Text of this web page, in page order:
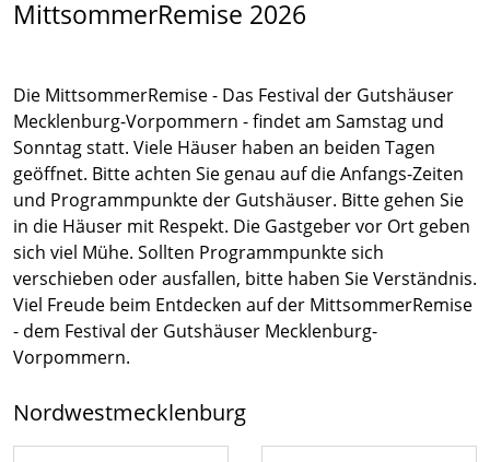
MittsommerRemise 2026
Die MittsommerRemise - Das Festival der Gutshäuser
Mecklenburg-Vorpommern - findet am Samstag und
Sonntag statt. Viele Häuser haben an beiden Tagen
geöffnet. Bitte achten Sie genau auf die Anfangs-Zeiten
und Programmpunkte der Gutshäuser. Bitte gehen Sie
in die Häuser mit Respekt. Die Gastgeber vor Ort geben
sich viel Mühe. Sollten Programmpunkte sich
verschieben oder ausfallen, bitte haben Sie Verständnis.
Viel Freude beim Entdecken auf der MittsommerRemise
- dem Festival der Gutshäuser Mecklenburg-
Vorpommern.
Nordwestmecklenburg